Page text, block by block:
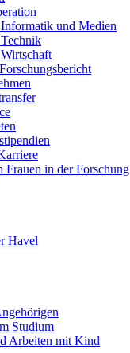
und Medien
Frauen in der Forschung
Havel
Studium
Arbeiten mit Kind